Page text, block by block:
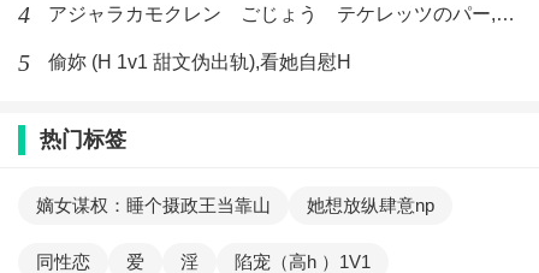
4 アジャラカモクレン ごじょう テケレッツのパー,【No. 42 Rube Goldberg Machine】十四
5 偷妳 (H 1v1 甜文伪出轨),看她自慰H
热门标签
嫡女谋权：睡个摄政王当靠山 她想放纵肆意np
同性恋 爱 淫 陷宠（高h ）1V1